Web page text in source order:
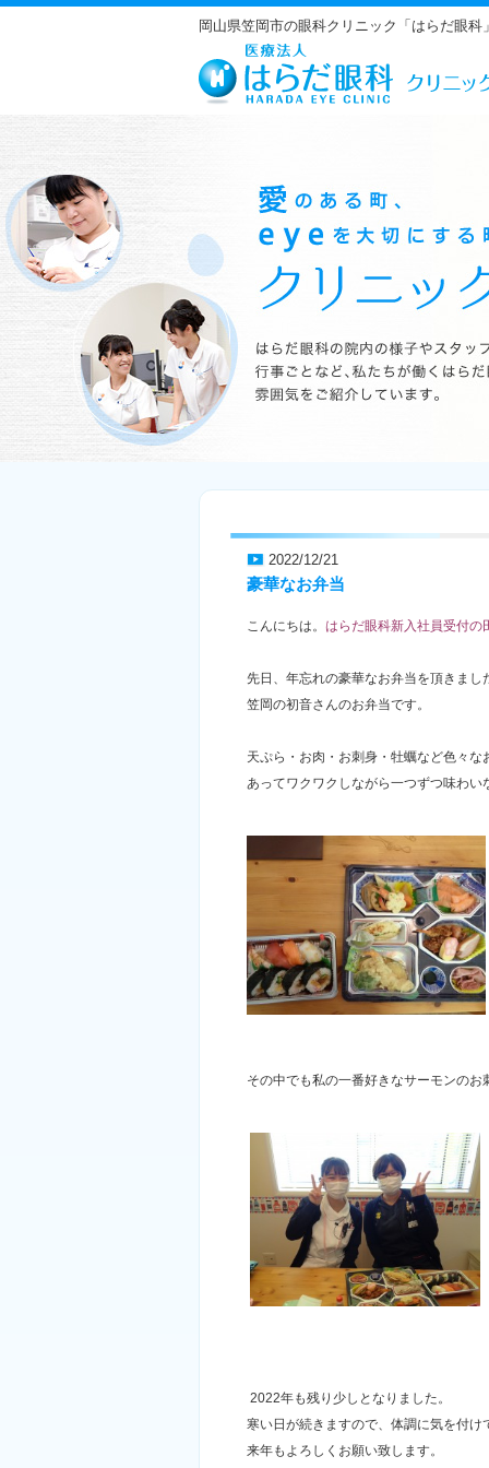
岡山県笠岡市の眼科クリニック「はらだ眼
2022/12/21
豪華なお弁当
こんにちは。 はらだ眼科新入社員受付の
先日、年忘れの豪華なお弁当を頂きまし
笠岡の初音さんのお弁当です。
天ぷら・お肉・お刺身・牡蠣など色々な
あってワクワクしながら一つずつ味わ
その中でも私の一番好きなサーモンのお
2022年も残り少しとなりました。
寒い日が続きますので、体調に気を付け
来年もよろしくお願い致します。